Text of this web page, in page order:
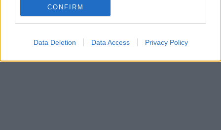
CONFIRM
Data Deletion Data Access Privacy Policy